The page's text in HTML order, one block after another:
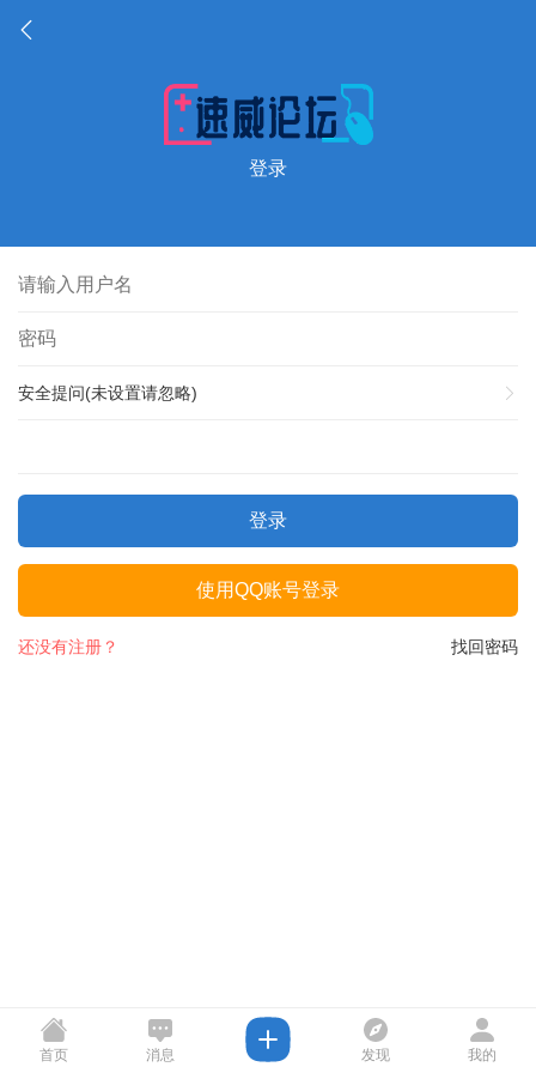
登录
安全提问(未设置请忽略)
登录
使用QQ账号登录
找回密码
还没有注册？
首页 消息 发现 我的